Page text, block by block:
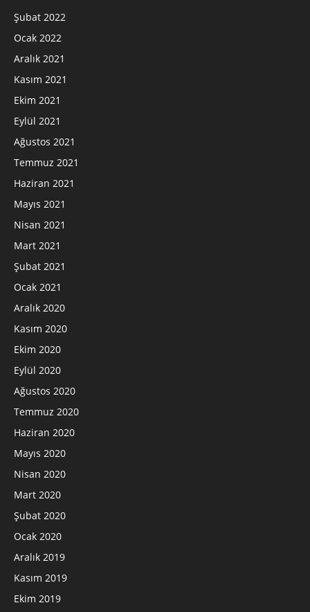
Şubat 2022
Ocak 2022
Aralık 2021
Kasım 2021
Ekim 2021
Eylül 2021
Ağustos 2021
Temmuz 2021
Haziran 2021
Mayıs 2021
Nisan 2021
Mart 2021
Şubat 2021
Ocak 2021
Aralık 2020
Kasım 2020
Ekim 2020
Eylül 2020
Ağustos 2020
Temmuz 2020
Haziran 2020
Mayıs 2020
Nisan 2020
Mart 2020
Şubat 2020
Ocak 2020
Aralık 2019
Kasım 2019
Ekim 2019